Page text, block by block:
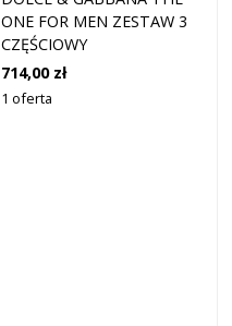
ONE FOR MEN ZESTAW 3
CZĘŚCIOWY
714,00 zł
1 oferta